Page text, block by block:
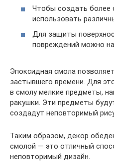
Чтобы создать более
использовать
Для защиты
повреждений можно
Эпоксидная смола
застывшего времени. Для
в смолу мелкие предметы,
ракушки. Эти предметы
создадут неповторимый
Таким образом, декор
смолой — это отличный
неповторимый дизайн.